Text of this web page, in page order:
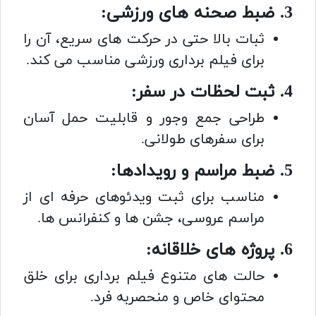
3. ضبط صحنه های ورزشی:
ثبات بالا حتی در حرکت های سریع، آن را
برای فیلم برداری ورزشی مناسب می کند.
4. ثبت لحظات در سفر:
طراحی جمع وجور و قابلیت حمل آسان
برای سفرهای طولانی.
5. ضبط مراسم و رویدادها:
مناسب برای ثبت ویدئوهای حرفه ای از
مراسم عروسی، جشن ها و کنفرانس ها.
6. پروژه های خلاقانه:
حالت های متنوع فیلم برداری برای خلق
محتوای خاص و منحصربه فرد.